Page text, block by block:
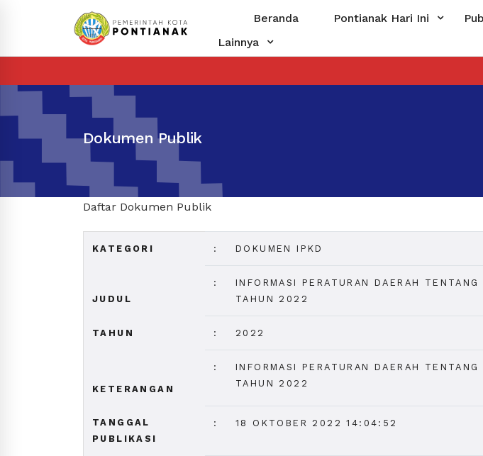
Beranda Pontianak Hari Ini
Lainnya
Dokumen Publik
Daftar Dokumen Publik
KATEGORI : DOKUMEN IPKD
JUDUL
:
INFORMASI PERATURAN DAERAH TENTANG
TAHUN 2022
TAHUN : 2022
KETERANGAN
:
INFORMASI PERATURAN DAERAH TENTANG
TAHUN 2022
TANGGAL
PUBLIKASI
: 18 OKTOBER 2022 14:04:52